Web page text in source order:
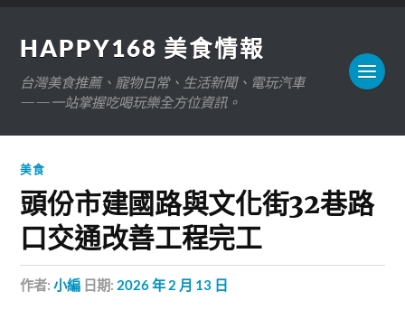
HAPPY168 美食情報
台灣美食推薦、寵物日常、生活新聞、電玩汽車
——一站掌握吃喝玩樂全方位資訊。
美食
頭份市建國路與文化街32巷路
口交通改善工程完工
作者:小編 日期: 2026 年 2 月 13 日